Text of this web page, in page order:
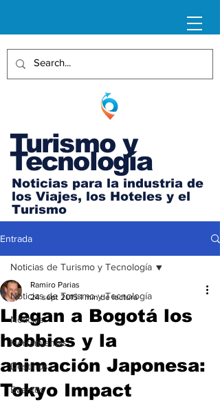
Turismo y
Tecnología
Noticias para la industria de
los Viajes, los Hoteles y el
Turismo
Entrada
Noticias de Turismo y Tecnología
Noticias
Herramientas
Destinos
Eventos
Noticias de Turismo y Tecnología
Llegan a Bogotá los
hobbies y la
animación Japonesa:
Tokyo Impact
Ramiro Parias
24 sept 2015 1 min de lectura